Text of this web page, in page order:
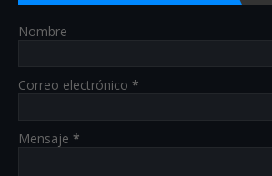
Nombre
Correo electrónico *
Mensaje *